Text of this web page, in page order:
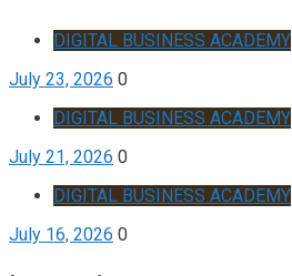
DIGITAL BUSINESS ACADEMY
July 23, 2026 0
DIGITAL BUSINESS ACADEMY
July 21, 2026 0
DIGITAL BUSINESS ACADEMY
July 16, 2026 0